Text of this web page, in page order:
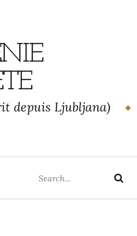
depuis Ljubljana)
for:
Search